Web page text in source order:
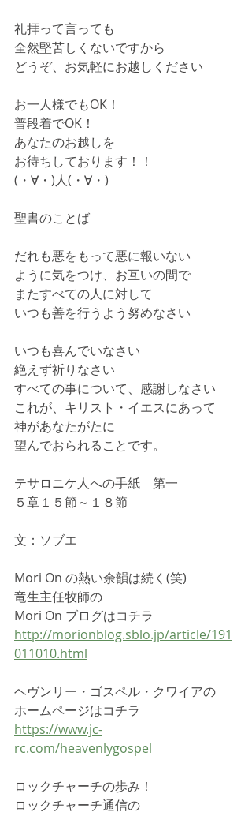
礼拝って言っても
全然堅苦しくないですから
どうぞ、お気軽にお越しください
お一人様でもOK！
普段着でOK！
あなたのお越しを
お待ちしております！！
(・∀・)人(・∀・)
聖書のことば
だれも悪をもって悪に報いない
ように気をつけ、お互いの間で
またすべての人に対して
いつも善を行うよう努めなさい
いつも喜んでいなさい
絶えず祈りなさい
すべての事について、感謝しなさい
これが、キリスト・イエスにあって
神があなたがたに
望んでおられることです。
テサロニケ人への手紙　第一
５章１５節～１８節
文：ソブエ
Mori On の熱い余韻は続く(笑)
竜生主任牧師の
Mori On ブログはコチラ
http://morionblog.sblo.jp/article/191
011010.html
ヘヴンリー・ゴスペル・クワイアの
ホームページはコチラ
https://www.jc-
rc.com/heavenlygospel
ロックチャーチの歩み！
ロックチャーチ通信の